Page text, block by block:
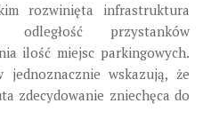
rozwinięta infrastruktura
odległość przystanków
ilość miejsc parkingowych.
jednoznacznie wskazują, że
zdecydowanie zniechęca do